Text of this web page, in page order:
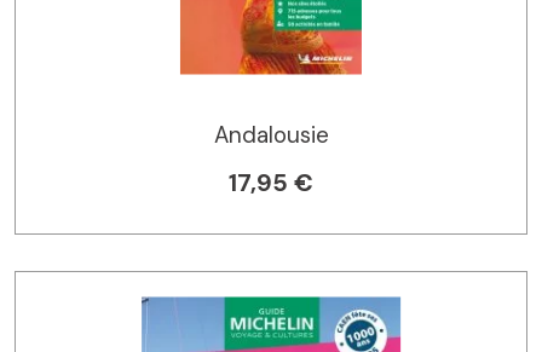
Andalousie
17,95 €